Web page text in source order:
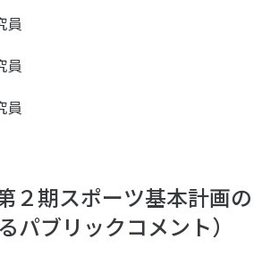
員
員
員
２期スポーツ基本計画の
パブリックコメント）